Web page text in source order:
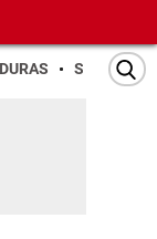
SAN PEDRO